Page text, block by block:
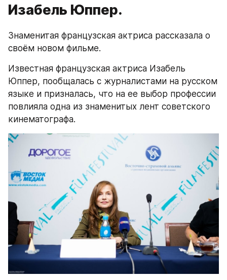
Изабель Юппер.
Знаменитая французская актриса рассказала о
своём новом фильме.
Известная французская актриса Изабель
Юппер, пообщалась с журналистами на русском
языке и призналась, что на ее выбор профессии
повлияла одна из знаменитых лент советского
кинематографа.